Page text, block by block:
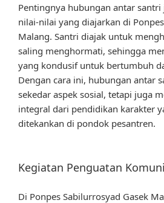
Pentingnya hubungan antar
nilai-nilai yang diajarkan di
Malang. Santri diajak untuk
saling menghormati, sehingga
yang kondusif untuk bertumbuh
Dengan cara ini, hubungan antar
sekedar aspek sosial, tetapi juga
integral dari pendidikan karakter
ditekankan di pondok pesantren.
Kegiatan Penguatan
Di Ponpes Sabilurrosyad Gasek